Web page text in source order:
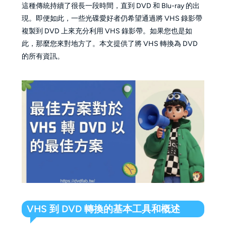
這種傳統持續了很長一段時間，直到 DVD 和 Blu-ray 的出
現。即便如此，一些光碟愛好者仍希望通過將 VHS 錄影帶
複製到 DVD 上來充分利用 VHS 錄影帶。如果您也是如
此，那麼您來對地方了。本文提供了將 VHS 轉換為 DVD
的所有資訊。
VHS 到 DVD 轉換的基本工具和概述